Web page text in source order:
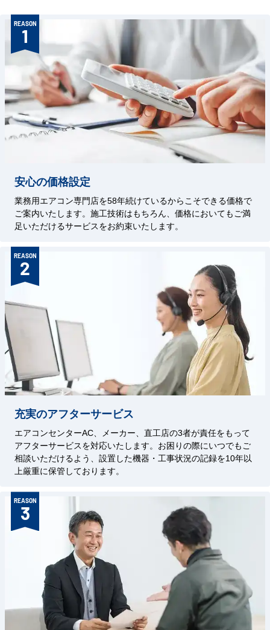
REASON
1
安心の価格設定
業務用エアコン専門店を58年続けているからこそできる価格で
ご案内いたします。施工技術はもちろん、価格においてもご満
足いただけるサービスをお約束いたします。
REASON
2
充実のアフターサービス
エアコンセンターAC、メーカー、直工店の3者が責任をもって
アフターサービスを対応いたします。お困りの際にいつでもご
相談いただけるよう、設置した機器・工事状況の記録を10年以
上厳重に保管しております。
REASON
3